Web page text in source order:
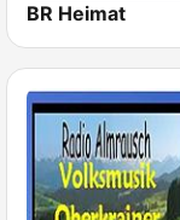
BR Heimat